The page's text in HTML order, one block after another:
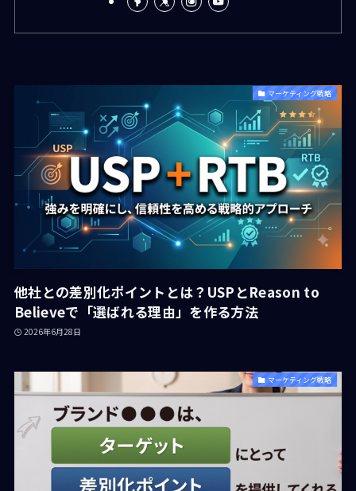
マーケティング戦略
他社との差別化ポイントとは？USPとReason to
Believeで「選ばれる理由」を作る方法
2026年6月28日
マーケティング戦略